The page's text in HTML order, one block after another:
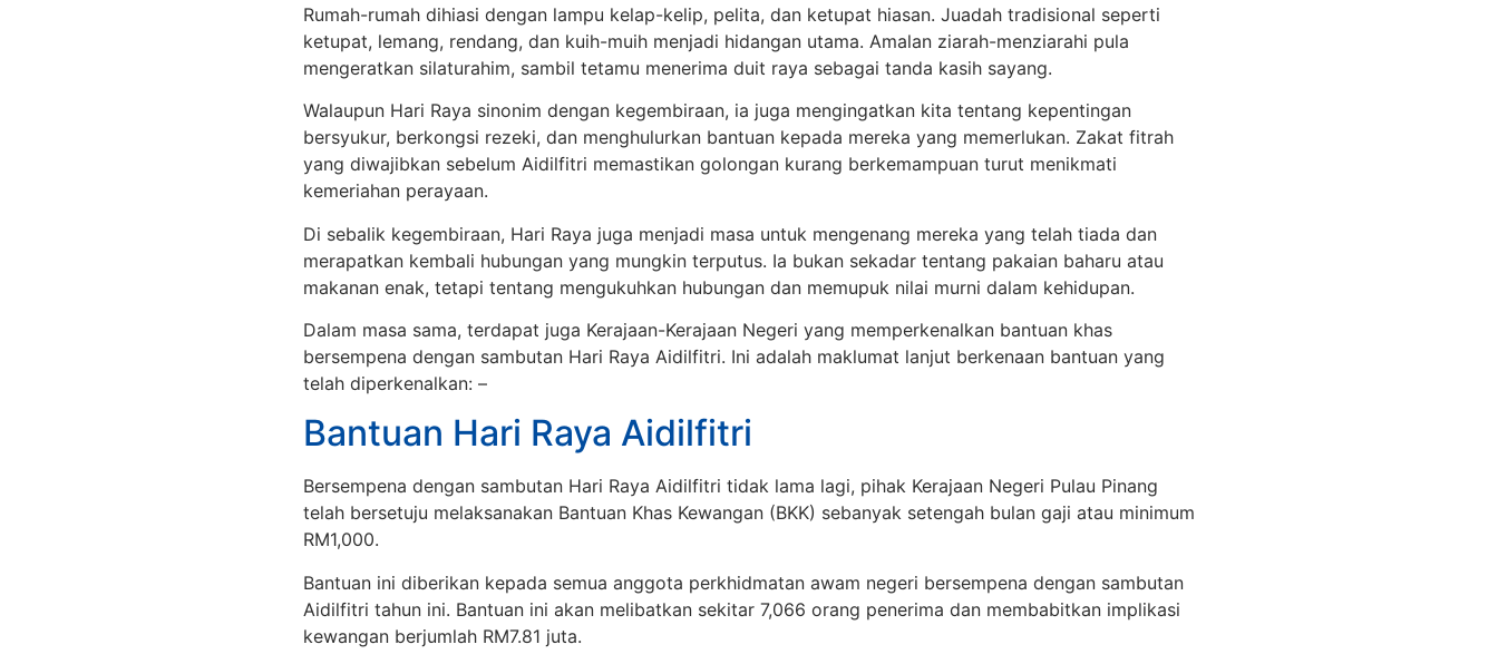
Rumah-rumah dihiasi dengan lampu kelap-kelip, pelita, dan ketupat hiasan. Juadah tradisional seperti
ketupat, lemang, rendang, dan kuih-muih menjadi hidangan utama. Amalan ziarah-menziarahi pula
mengeratkan silaturahim, sambil tetamu menerima duit raya sebagai tanda kasih sayang.
Walaupun Hari Raya sinonim dengan kegembiraan, ia juga mengingatkan kita tentang kepentingan
bersyukur, berkongsi rezeki, dan menghulurkan bantuan kepada mereka yang memerlukan. Zakat fitrah
yang diwajibkan sebelum Aidilfitri memastikan golongan kurang berkemampuan turut menikmati
kemeriahan perayaan.
Di sebalik kegembiraan, Hari Raya juga menjadi masa untuk mengenang mereka yang telah tiada dan
merapatkan kembali hubungan yang mungkin terputus. Ia bukan sekadar tentang pakaian baharu atau
makanan enak, tetapi tentang mengukuhkan hubungan dan memupuk nilai murni dalam kehidupan.
Dalam masa sama, terdapat juga Kerajaan-Kerajaan Negeri yang memperkenalkan bantuan khas
bersempena dengan sambutan Hari Raya Aidilfitri. Ini adalah maklumat lanjut berkenaan bantuan yang
telah diperkenalkan: –
Bantuan Hari Raya Aidilfitri
Bersempena dengan sambutan Hari Raya Aidilfitri tidak lama lagi, pihak Kerajaan Negeri Pulau Pinang
telah bersetuju melaksanakan Bantuan Khas Kewangan (BKK) sebanyak setengah bulan gaji atau minimum
RM1,000.
Bantuan ini diberikan kepada semua anggota perkhidmatan awam negeri bersempena dengan sambutan
Aidilfitri tahun ini. Bantuan ini akan melibatkan sekitar 7,066 orang penerima dan membabitkan implikasi
kewangan berjumlah RM7.81 juta.